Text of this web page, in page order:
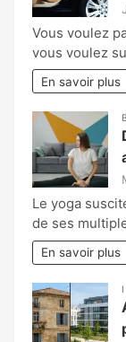
Vous voulez
vous voulez
En savoir plus
Le yoga
de ses
En savoir plus